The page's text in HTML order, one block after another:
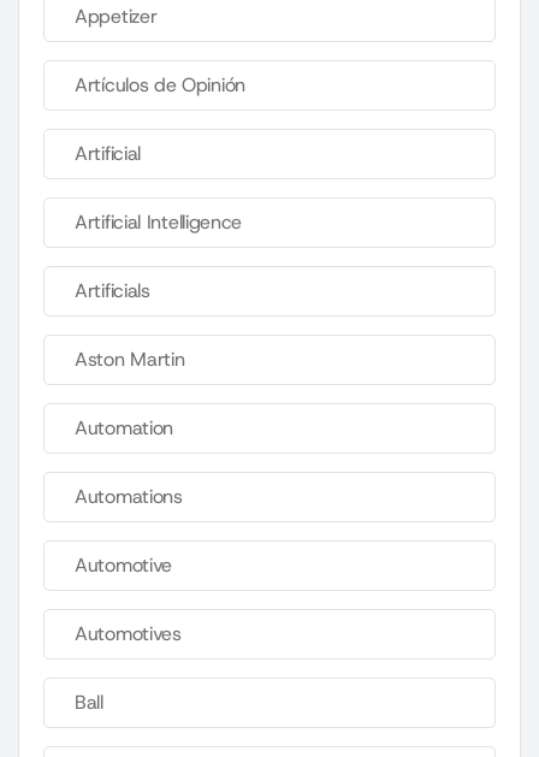
Appetizer
Artículos de Opinión
Artificial
Artificial Intelligence
Artificials
Aston Martin
Automation
Automations
Automotive
Automotives
Ball